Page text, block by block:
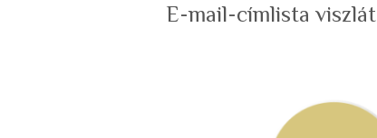
E-mail-címlista viszlát